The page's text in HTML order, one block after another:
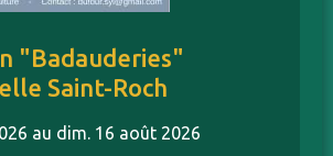
"Badauderies"
Saint-Roch
au dim. 16 août 2026